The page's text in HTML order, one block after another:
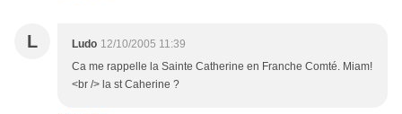
L Ludo 12/10/2005 11:39
Ca me rappelle la Sainte Catherine en Franche Comté. Miam!
<br /> la st Caherine ?